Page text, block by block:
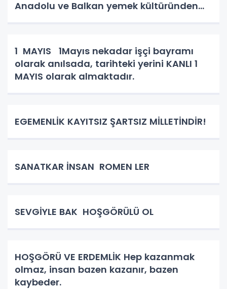
Anadolu ve Balkan yemek kültüründen
1 MAYIS 1Mayıs nekadar işçi bayramı
olarak anılsada, tarihteki yerini KANLI 1
MAYIS olarak almaktadır.
EGEMENLİK KAYITSIZ ŞARTSIZ MİLLETİNDİR!
SANATKAR İNSAN ROMEN LER
SEVGİYLE BAK HOŞGÖRÜLÜ OL
HOŞGÖRÜ VE ERDEMLİK Hep kazanmak
olmaz, insan bazen kazanır, bazen
kaybeder.